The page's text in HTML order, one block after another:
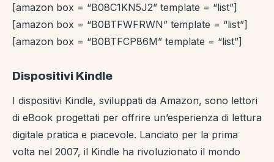
[amazon box = “B08C1KN5J2” template = “list”]
[amazon box = “B0BTFWFRWN” template = “list”]
[amazon box = “B0BTFCP86M” template = “list”]
Dispositivi Kindle
I dispositivi Kindle, sviluppati da Amazon, sono lettori
di eBook progettati per offrire un’esperienza di lettura
digitale pratica e piacevole. Lanciato per la prima
volta nel 2007, il Kindle ha rivoluzionato il mondo